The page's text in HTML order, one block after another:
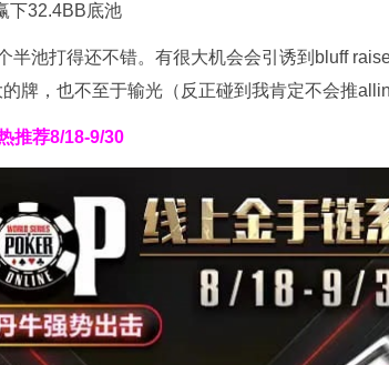
下32.4BB底池
半池打得还不错。有很大机会会引诱到bluff
牌，也不至于输光（反正碰到我肯定不会推allin
推荐8/18-9/30